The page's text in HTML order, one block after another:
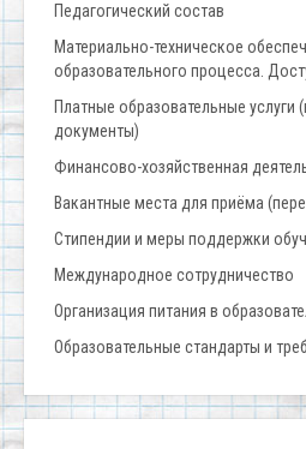
Педагогический состав
Материально-техническое
образовательного процесса.
Платные образовательные услуги
документы)
Финансово-хозяйственная
Вакантные места для приёма
Стипендии и меры поддержки
Международное сотрудничество
Организация питания в
Образовательные стандарты и